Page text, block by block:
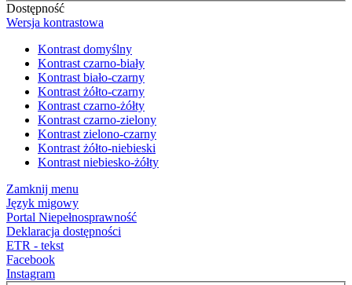
Dostępność
Wersja kontrastowa
Kontrast domyślny
Kontrast czarno-biały
Kontrast biało-czarny
Kontrast żółto-czarny
Kontrast czarno-żółty
Kontrast czarno-zielony
Kontrast zielono-czarny
Kontrast żółto-niebieski
Kontrast niebiesko-żółty
Zamknij menu
Język migowy
Portal Niepełnosprawność
Deklaracja dostępności
ETR - tekst
Facebook
Instagram